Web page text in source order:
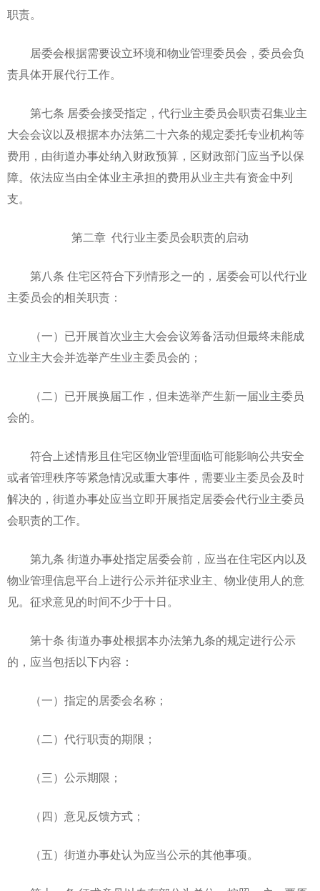
职责。
居委会根据需要设立环境和物业管理委员会，委员会负
责具体开展代行工作。
第七条 居委会接受指定，代行业主委员会职责召集业主
大会会议以及根据本办法第二十六条的规定委托专业机构等
费用，由街道办事处纳入财政预算，区财政部门应当予以保
障。依法应当由全体业主承担的费用从业主共有资金中列
支。
第二章 代行业主委员会职责的启动
第八条 住宅区符合下列情形之一的，居委会可以代行业
主委员会的相关职责：
（一）已开展首次业主大会会议筹备活动但最终未能成
立业主大会并选举产生业主委员会的；
（二）已开展换届工作，但未选举产生新一届业主委员
会的。
符合上述情形且住宅区物业管理面临可能影响公共安全
或者管理秩序等紧急情况或重大事件，需要业主委员会及时
解决的，街道办事处应当立即开展指定居委会代行业主委员
会职责的工作。
第九条 街道办事处指定居委会前，应当在住宅区内以及
物业管理信息平台上进行公示并征求业主、物业使用人的意
见。征求意见的时间不少于十日。
第十条 街道办事处根据本办法第九条的规定进行公示
的，应当包括以下内容：
（一）指定的居委会名称；
（二）代行职责的期限；
（三）公示期限；
（四）意见反馈方式；
（五）街道办事处认为应当公示的其他事项。